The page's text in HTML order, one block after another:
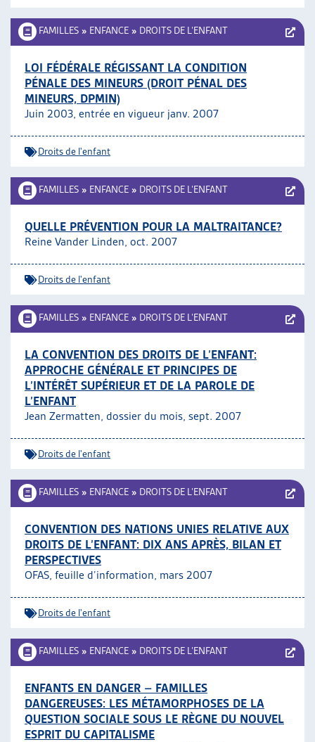
FAMILLES » ENFANCE » DROITS DE L’ENFANT
LOI FÉDÉRALE RÉGISSANT LA CONDITION
PÉNALE DES MINEURS (DROIT PÉNAL DES
MINEURS, DPMIN)
Juin 2003, entrée en vigueur janv. 2007
Droits de l'enfant
FAMILLES » ENFANCE » DROITS DE L’ENFANT
QUELLE PRÉVENTION POUR LA MALTRAITANCE?
Reine Vander Linden, oct. 2007
Droits de l'enfant
FAMILLES » ENFANCE » DROITS DE L’ENFANT
LA CONVENTION DES DROITS DE L’ENFANT:
APPROCHE GÉNÉRALE ET PRINCIPES DE
L’INTÉRÊT SUPÉRIEUR ET DE LA PAROLE DE
L’ENFANT
Jean Zermatten, dossier du mois, sept. 2007
Droits de l'enfant
FAMILLES » ENFANCE » DROITS DE L’ENFANT
CONVENTION DES NATIONS UNIES RELATIVE AUX
DROITS DE L’ENFANT: DIX ANS APRÈS, BILAN ET
PERSPECTIVES
OFAS, feuille d’information, mars 2007
Droits de l'enfant
FAMILLES » ENFANCE » DROITS DE L’ENFANT
ENFANTS EN DANGER – FAMILLES
DANGEREUSES: LES MÉTAMORPHOSES DE LA
QUESTION SOCIALE SOUS LE RÈGNE DU NOUVEL
ESPRIT DU CAPITALISME